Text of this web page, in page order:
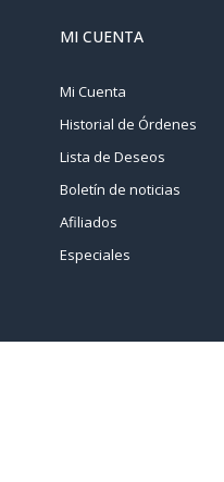
MI CUENTA
Mi Cuenta
Historial de Órdenes
Lista de Deseos
Boletín de noticias
Afiliados
Especiales